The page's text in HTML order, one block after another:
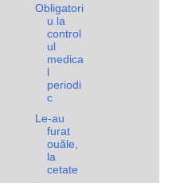
Obligatori
u la
control
ul
medica
l
periodi
c
Le-au
furat
ouăle,
la
cetate